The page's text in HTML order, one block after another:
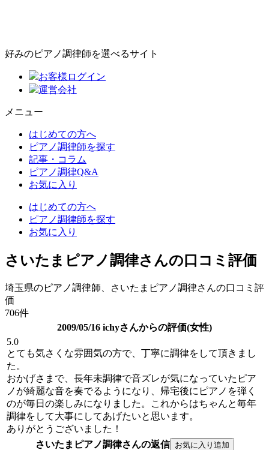
好みのピアノ調律師を選べるサイト
お客様ログイン
運営会社
メニュー
はじめての方へ
ピアノ調律師を探す
記事・コラム
ピアノ調律Q&A
お気に入り
はじめての方へ
ピアノ調律師を探す
お気に入り
さいたまピアノ調律さんの口コミ評価
埼玉県のピアノ調律師、さいたまピアノ調律さんの口コミ評
価
706件
2009/05/16 ichyさんからの評価(女性)
5.0
とても気さくな雰囲気の方で、丁寧に調律をして頂きまし
た。
おかげさまで、長年未調律で音ズレが気になっていたピア
ノが綺麗な音を奏でるようになり、帰宅後にピアノを弾く
のが毎日の楽しみになりました。これからはちゃんと毎年
調律をして大事にしてあげたいと思います。
ありがとうございました！
さいたまピアノ調律さんの返信